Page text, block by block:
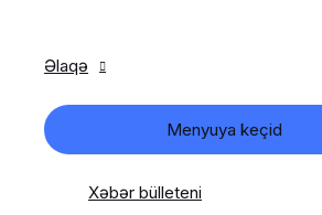
Əlaqə
Menyuya keçid
Xəbər bülleteni